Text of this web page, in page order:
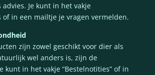
advies. Je kunt in het vakje
of in een mailtje je vragen vermelden.
zijn zowel geschikt voor dier als
wel anders is, zijn de
kunt in het vakje “Bestelnotities” of in